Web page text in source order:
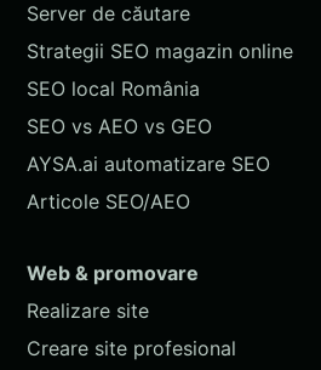
Server de căutare
Strategii SEO magazin online
SEO local România
SEO vs AEO vs GEO
AYSA.ai automatizare SEO
Articole SEO/AEO
Web & promovare
Realizare site
Creare site profesional